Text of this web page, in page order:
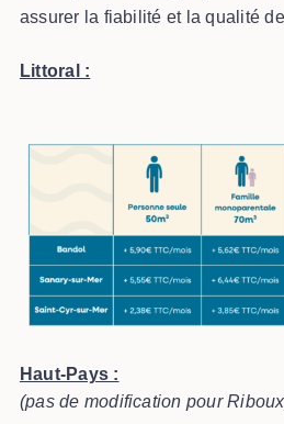
assurer la fiabilité et la qualité
Littoral :
Haut-Pays :
(pas de modification pour